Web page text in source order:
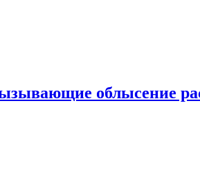
облысение